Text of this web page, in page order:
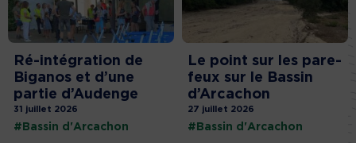
Ré-intégration de
Biganos et d’une
partie d’Audenge
31 juillet 2026
#Bassin d'Arcachon
Le point sur les pare-
feux sur le Bassin
d’Arcachon
27 juillet 2026
#Bassin d'Arcachon